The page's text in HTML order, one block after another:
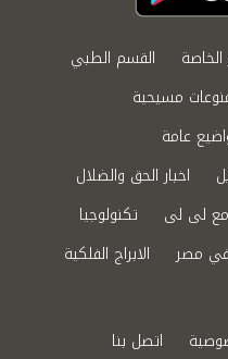
الخاصة
القسم الطبي
مسيحية
عامة
اخبار الحق والضلال
لى لى
تكنولوجيا
في مصر
الابراج الفلكية
اتصل بنا